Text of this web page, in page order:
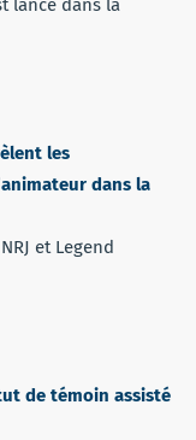
lancé dans la
les
dans la
et Legend
de témoin assisté